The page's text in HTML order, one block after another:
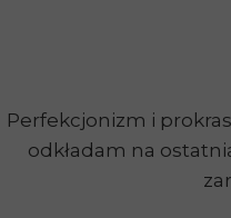
Perfekcjonizm i
odkładam na